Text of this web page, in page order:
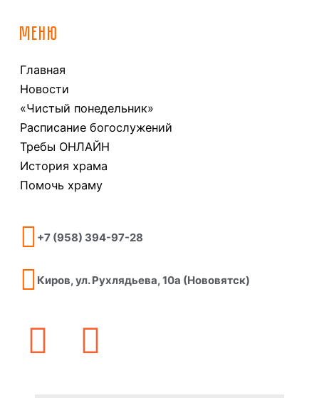
МЕНЮ
Главная
Новости
«Чистый понедельник»
Расписание богослужений
Требы ОНЛАЙН
История храма
Помочь храму
+7 (958) 394-97-28
Киров, ул. Рухлядьева, 10а (Нововятск)